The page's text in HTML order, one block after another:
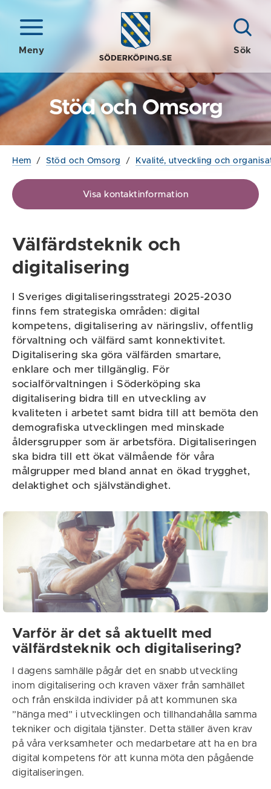
Meny Sök
Stöd och Omsorg
Hem / Stöd och Omsorg / Kvalité, utveckling och
Visa kontaktinformation
Välfärdsteknik och
digitalisering
I Sveriges digitaliseringsstrategi 2025-2030
finns fem strategiska områden: digital
kompetens, digitalisering av näringsliv, offentlig
förvaltning och välfärd samt konnektivitet.
Digitalisering ska göra välfärden smartare,
enklare och mer tillgänglig. För
socialförvaltningen i Söderköping ska
digitalisering bidra till en utveckling av
kvaliteten i arbetet samt bidra till att bemöta den
demografiska utvecklingen med minskade
åldersgrupper som är arbetsföra. Digitaliseringen
ska bidra till ett ökat välmående för våra
målgrupper med bland annat en ökad trygghet,
delaktighet och självständighet.
Varför är det så aktuellt med
välfärdsteknik och digitalisering?
I dagens samhälle pågår det en snabb utveckling
inom digitalisering och kraven växer från samhället
och från enskilda individer på att kommunen ska
”hänga med” i utvecklingen och tillhandahålla samma
tekniker och digitala tjänster. Detta ställer även krav
på våra verksamheter och medarbetare att ha en bra
digital kompetens för att kunna möta den pågående
digitaliseringen.